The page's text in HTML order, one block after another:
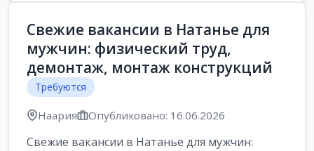
Свежие вакансии в Натанье для
мужчин: физический труд,
демонтаж, монтаж конструкций
Требуются
Наария Опубликовано: 16.06.2026
Свежие вакансии в Натанье для мужчин: